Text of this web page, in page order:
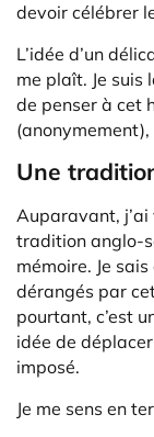
devoir célébrer
L’idée d’un
me plaît. Je suis
de penser à cet
Une
Auparavant,
tradition anglo-
mémoire. Je
dérangés par
pourtant, c’est
idée de
imposé.
Je me sens en